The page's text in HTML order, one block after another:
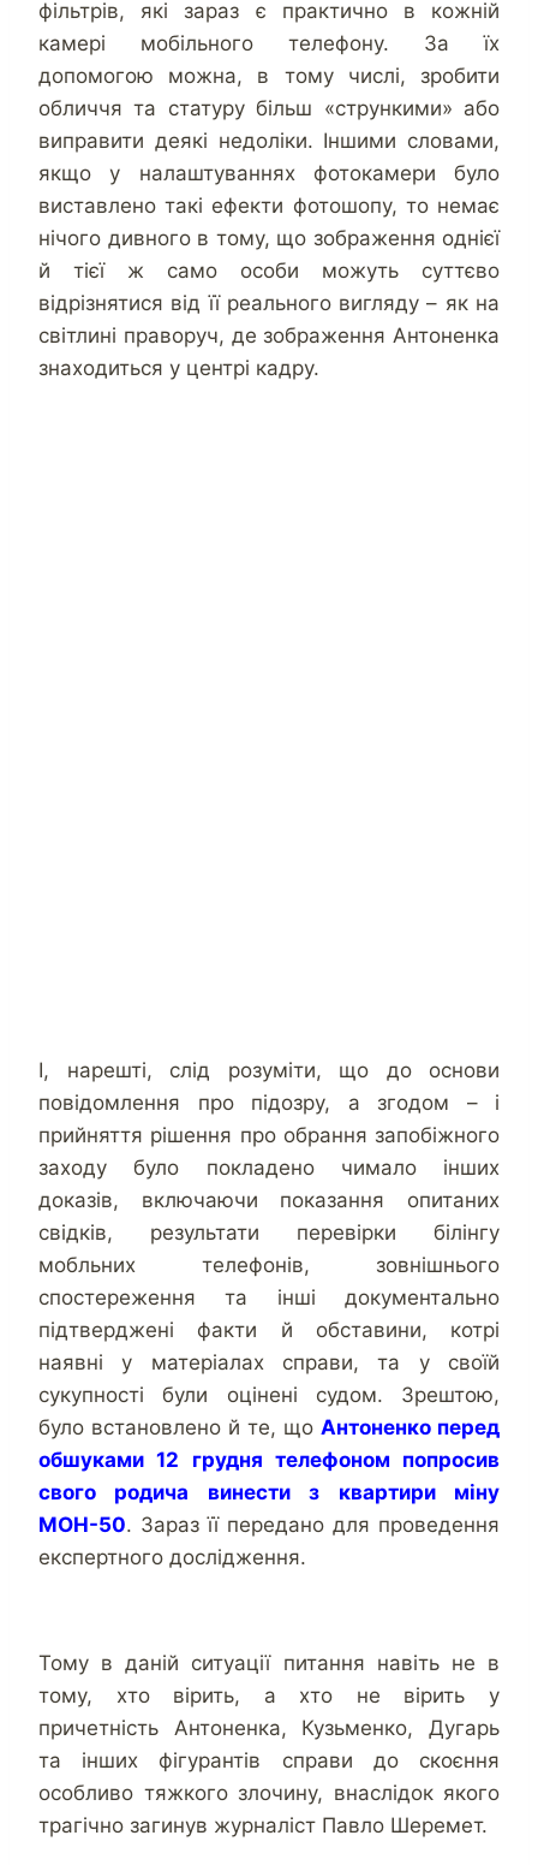
фільтрів, які зараз є практично в кожній
камері мобільного телефону. За їх
допомогою можна, в тому числі, зробити
обличчя та статуру більш «стрункими» або
виправити деякі недоліки. Іншими словами,
якщо у налаштуваннях фотокамери було
виставлено такі ефекти фотошопу, то немає
нічого дивного в тому, що зображення однієї
й тієї ж само особи можуть суттєво
відрізнятися від її реального вигляду – як на
світлині праворуч, де зображення Антоненка
знаходиться у центрі кадру.
І, нарешті, слід розуміти, що до основи
повідомлення про підозру, а згодом – і
прийняття рішення про обрання запобіжного
заходу було покладено чимало інших
доказів, включаючи показання опитаних
свідків, результати перевірки білінгу
мобльних телефонів, зовнішнього
спостереження та інші документально
підтверджені факти й обставини, котрі
наявні у матеріалах справи, та у своїй
сукупності були оцінені судом. Зрештою,
було встановлено й те, що Антоненко перед
обшуками 12 грудня телефоном попросив
свого родича винести з квартири міну
МОН-50. Зараз її передано для проведення
експертного дослідження.
Тому в даній ситуації питання навіть не в
тому, хто вірить, а хто не вірить у
причетність Антоненка, Кузьменко, Дугарь
та інших фігурантів справи до скоєння
особливо тяжкого злочину, внаслідок якого
трагічно загинув журналіст Павло Шеремет.